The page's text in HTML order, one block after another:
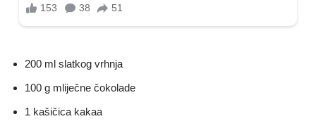
200 ml slatkog vrhnja
100 g mliječne čokolade
1 kašičica kakaa